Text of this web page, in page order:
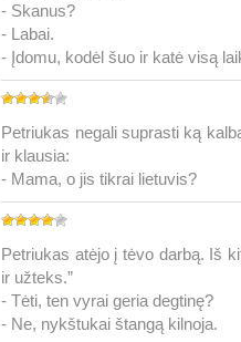
- Skanus?
- Labai.
- Įdomu, kodėl šuo ir katė visą
Petriukas negali suprasti ką
ir klausia:
- Mama, o jis tikrai lietuvis?
Petriukas atėjo į tėvo darbą. Iš
ir užteks.”
- Tėti, ten vyrai geria degtinę?
- Ne, nykštukai štangą kilnoja.